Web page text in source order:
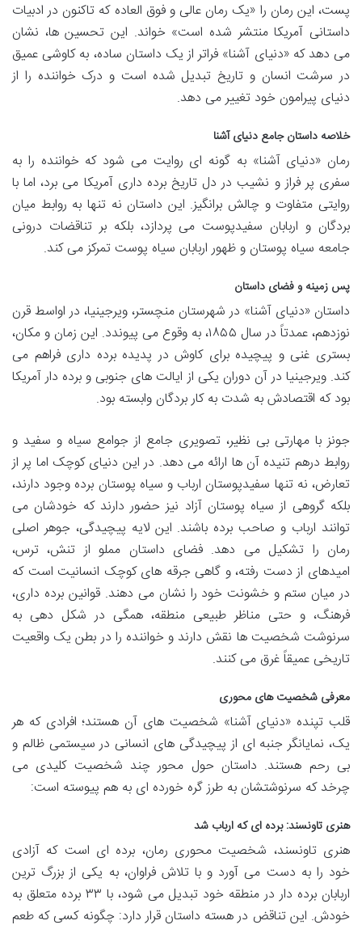
پست، این رمان را «یک رمان عالی و فوق العاده که تاکنون در ادبیات
داستانی آمریکا منتشر شده است» خواند. این تحسین ها، نشان
می دهد که «دنیای آشنا» فراتر از یک داستان ساده، به کاوشی عمیق
در سرشت انسان و تاریخ تبدیل شده است و درک خواننده را از
دنیای پیرامون خود تغییر می دهد.
خلاصه داستان جامع دنیای آشنا
رمان «دنیای آشنا» به گونه ای روایت می شود که خواننده را به
سفری پر فراز و نشیب در دل تاریخ برده داری آمریکا می برد، اما با
روایتی متفاوت و چالش برانگیز. این داستان نه تنها به روابط میان
بردگان و اربابان سفیدپوست می پردازد، بلکه بر تناقضات درونی
جامعه سیاه پوستان و ظهور اربابان سیاه پوست تمرکز می کند.
پس زمینه و فضای داستان
داستان «دنیای آشنا» در شهرستان منچستر، ویرجینیا، در اواسط قرن
نوزدهم، عمدتاً در سال ۱۸۵۵، به وقوع می پیوندد. این زمان و مکان،
بستری غنی و پیچیده برای کاوش در پدیده برده داری فراهم می
کند. ویرجینیا در آن دوران یکی از ایالت های جنوبی و برده دار آمریکا
بود که اقتصادش به شدت به کار بردگان وابسته بود.
جونز با مهارتی بی نظیر، تصویری جامع از جوامع سیاه و سفید و
روابط درهم تنیده آن ها ارائه می دهد. در این دنیای کوچک اما پر از
تعارض، نه تنها سفیدپوستان ارباب و سیاه پوستان برده وجود دارند،
بلکه گروهی از سیاه پوستان آزاد نیز حضور دارند که خودشان می
توانند ارباب و صاحب برده باشند. این لایه پیچیدگی، جوهر اصلی
رمان را تشکیل می دهد. فضای داستان مملو از تنش، ترس،
امیدهای از دست رفته، و گاهی جرقه های کوچک انسانیت است که
در میان ستم و خشونت خود را نشان می دهند. قوانین برده داری،
فرهنگ، و حتی مناظر طبیعی منطقه، همگی در شکل دهی به
سرنوشت شخصیت ها نقش دارند و خواننده را در بطن یک واقعیت
تاریخی عمیقاً غرق می کنند.
معرفی شخصیت های محوری
قلب تپنده «دنیای آشنا» شخصیت های آن هستند؛ افرادی که هر
یک، نمایانگر جنبه ای از پیچیدگی های انسانی در سیستمی ظالم و
بی رحم هستند. داستان حول محور چند شخصیت کلیدی می
چرخد که سرنوشتشان به طرز گره خورده ای به هم پیوسته است:
هنری تاونسند: برده ای که ارباب شد
هنری تاونسند، شخصیت محوری رمان، برده ای است که آزادی
خود را به دست می آورد و با تلاش فراوان، به یکی از بزرگ ترین
اربابان برده دار در منطقه خود تبدیل می شود، با ۳۳ برده متعلق به
خودش. این تناقض در هسته داستان قرار دارد: چگونه کسی که طعم